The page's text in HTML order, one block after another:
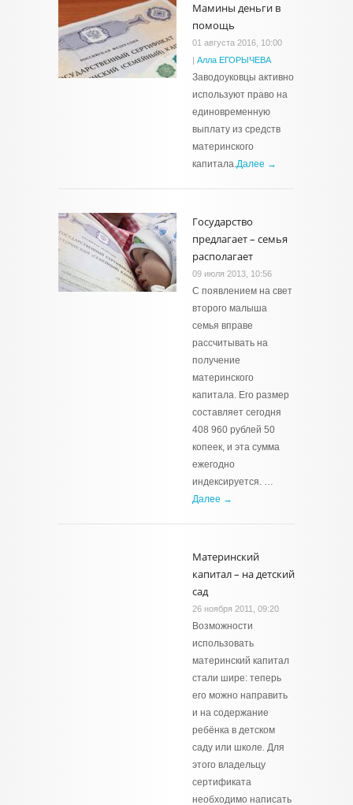
Мамины деньги в
помощь
01 августа 2016, 10:00
| Алла ЕГОРЫЧЕВА
Заводоуковцы активно
используют право на
единовременную
выплату из средств
материнского
капитала.Далее →
Государство
предлагает – семья
располагает
09 июля 2013, 10:56
С появлением на свет
второго малыша
семья вправе
рассчитывать на
получение
материнского
капитала. Его размер
составляет сегодня
408 960 рублей 50
копеек, и эта сумма
ежегодно
индексируется. …
Далее →
Материнский
капитал – на детский
сад
26 ноября 2011, 09:20
Возможности
использовать
материнский капитал
стали шире: теперь
его можно направить
и на содержание
ребёнка в детском
саду или школе. Для
этого владельцу
сертификата
необходимо написать